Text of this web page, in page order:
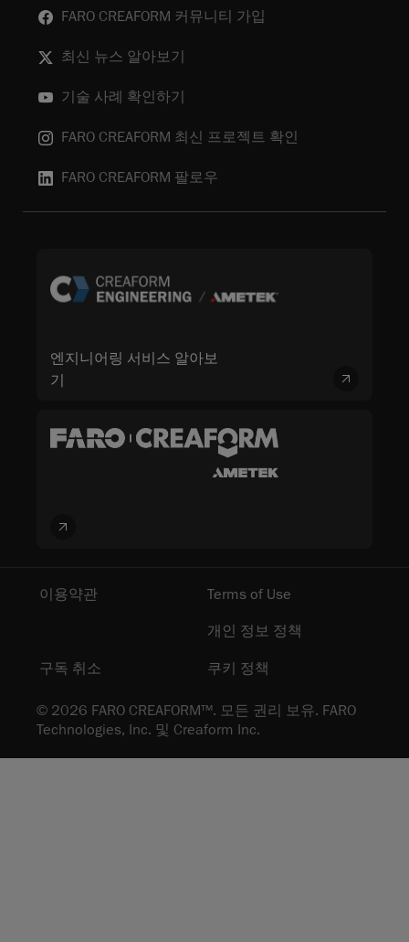
FARO CREAFORM 커뮤니티 가입
최신 뉴스 알아보기
기술 사례 확인하기
FARO CREAFORM 최신 프로젝트 확인
FARO CREAFORM 팔로우
엔지니어링 서비스 알아보
기
© 2026 FARO CREAFORM™. 모든 권리 보유. FARO
Technologies, Inc. 및 Creaform Inc.
이용약관
Terms of Use
개인 정보 정책
구독 취소 쿠키 정책